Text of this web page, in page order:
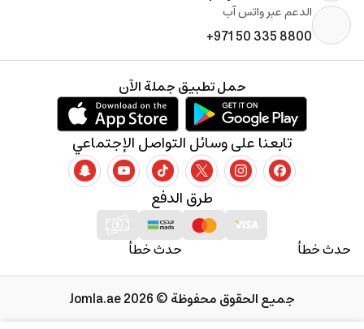
الدعم عبر واتس آب
+971 50 335 8800
حدث خطأ حدث خطأ
طرق الدفع
تابعنا على وسائل التواصل الإجتماعي
حمل تطبيق جملة الآن
جميع الحقوق محفوظة © 2026 Jomla.ae